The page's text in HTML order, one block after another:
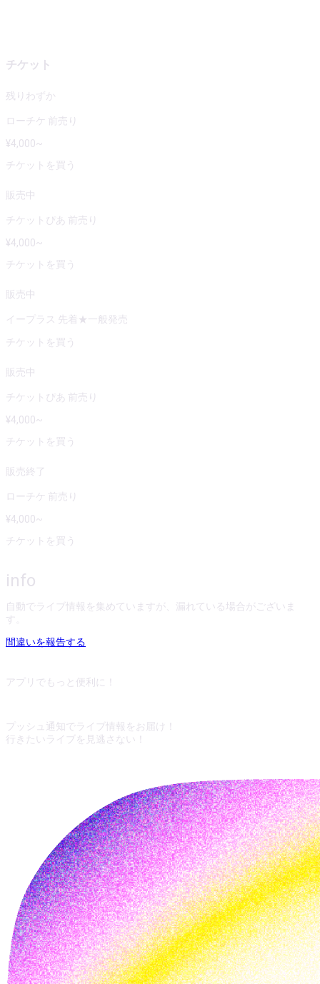
チケット
残りわずか
ローチケ 前売り
¥4,000~
チケットを買う
販売中
チケットぴあ 前売り
¥4,000~
チケットを買う
販売中
イープラス 先着★一般発売
チケットを買う
販売中
チケットぴあ 前売り
¥4,000~
チケットを買う
販売終了
ローチケ 前売り
¥4,000~
チケットを買う
info
自動でライブ情報を集めていますが、漏れている場合がございま
す。
間違いを報告する
アプリでもっと便利に！
プッシュ通知でライブ情報をお届け！
行きたいライブを見逃さない！